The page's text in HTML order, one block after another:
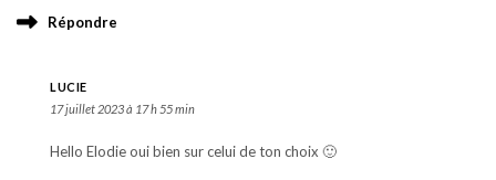
Répondre
LUCIE
17 juillet 2023 à 17 h 55 min
Hello Elodie oui bien sur celui de ton choix 🙂